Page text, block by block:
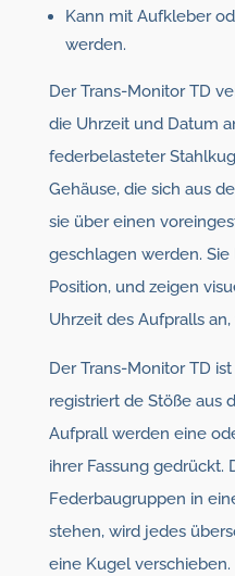
Kann mit Aufkleber
werden.
Der Trans-Monitor TD
die Uhrzeit und Datum
federbelasteter
Gehäuse, die sich aus
sie über einen
geschlagen werden. Sie
Position, und zeigen
Uhrzeit des Aufpralls
Der Trans-Monitor TD
registriert de Stöße aus
Aufprall werden eine
ihrer Fassung gedrückt.
Federbaugruppen in
stehen, wird jedes
eine Kugel verschieben.